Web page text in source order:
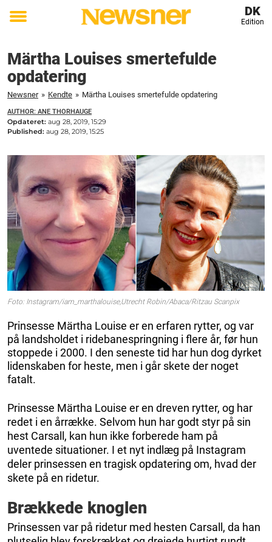
Toggle
DK
Edition
Märtha Louises smertefulde
opdatering
Newsner » Kendte » Märtha Louises smertefulde opdatering
AUTHOR: ANE THORHAUGE
Opdateret: aug 28, 2019, 15:29
Published: aug 28, 2019, 15:25
Foto: Instagram/iam_marthalouise,Utrecht Robin/Abaca/Ritzau Scanpix
Prinsesse Märtha Louise er en erfaren rytter, og var
på landsholdet i ridebanespringning i flere år, før hun
stoppede i 2000. I den seneste tid har hun dog dyrket
lidenskaben for heste, men i går skete der noget
fatalt.
Prinsesse Märtha Louise er en dreven rytter, og har
redet i en årrække. Selvom hun har godt styr på sin
hest Carsall, kan hun ikke forberede ham på
uventede situationer. I et nyt indlæg på Instagram
deler prinsessen en tragisk opdatering om, hvad der
skete på en ridetur.
Brækkede knoglen
Prinsessen var på ridetur med hesten Carsall, da han